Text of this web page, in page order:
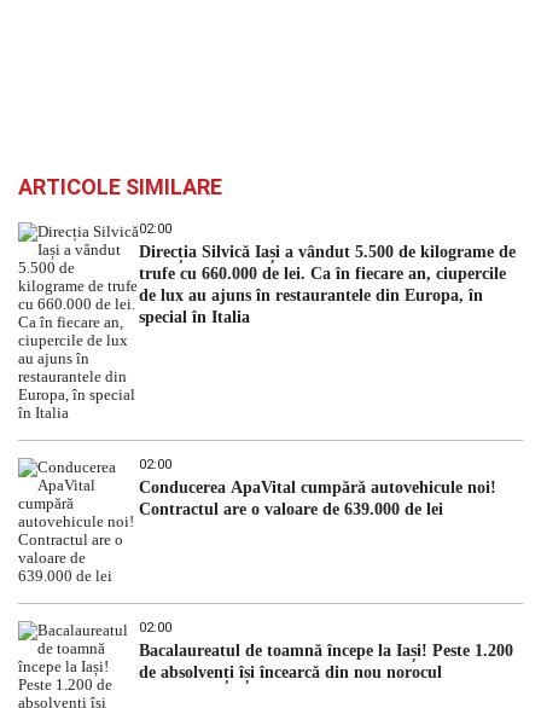
ARTICOLE SIMILARE
02:00
Direcția Silvică Iași a vândut 5.500 de kilograme de
trufe cu 660.000 de lei. Ca în fiecare an, ciupercile
de lux au ajuns în restaurantele din Europa, în
special în Italia
02:00
Conducerea ApaVital cumpără autovehicule noi!
Contractul are o valoare de 639.000 de lei
02:00
Bacalaureatul de toamnă începe la Iași! Peste 1.200
de absolvenți își încearcă din nou norocul